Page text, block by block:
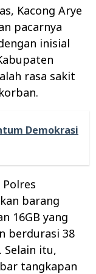
Kacong Arye
pacarnya
inisial
rasa sakit
Demokrasi
barang
16GB yang
berdurasi 38
Selain itu,
tangkapan